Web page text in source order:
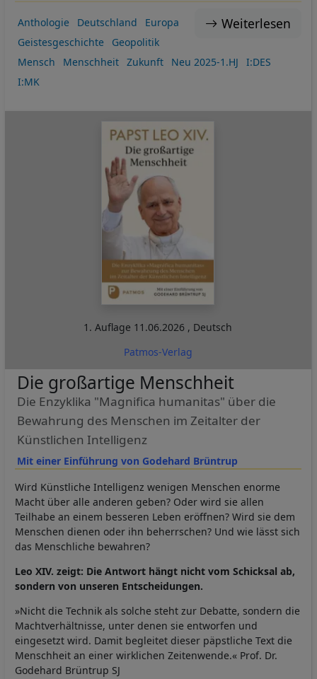
Weiterlesen
Anthologie Deutschland
Europa
Geistesgeschichte
Geopolitik
Mensch
Menschheit Zukunft Neu 2025-1.HJ
I:DES
I:MK
1. Auflage 11.06.2026 , Deutsch
Patmos-Verlag
Mit einer Einführung von Godehard Brüntrup
Die großartige Menschheit
Die Enzyklika "Magnifica humanitas" über die
Bewahrung des Menschen im Zeitalter der
Künstlichen Intelligenz
Wird Künstliche Intelligenz wenigen Menschen enorme
Macht über alle anderen geben? Oder wird sie allen
Teilhabe an einem besseren Leben eröffnen? Wird sie dem
Menschen dienen oder ihn beherrschen? Und wie lässt sich
das Menschliche bewahren?
Leo XIV. zeigt: Die Antwort hängt nicht vom Schicksal ab,
sondern von unseren Entscheidungen.
»Nicht die Technik als solche steht zur Debatte, sondern die
Machtverhältnisse, unter denen sie entworfen und
eingesetzt wird. Damit begleitet dieser päpstliche Text die
Menschheit an einer wirklichen Zeitenwende.« Prof. Dr.
Godehard Brüntrup SJ